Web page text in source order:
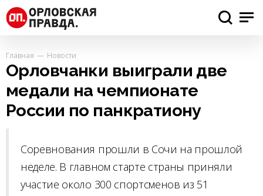
Главная Новости
Орловчанки выиграли две
медали на чемпионате
России по панкратиону
Соревнования прошли в Сочи на прошлой
неделе. В главном старте страны приняли
участие около 300 спортсменов из 51